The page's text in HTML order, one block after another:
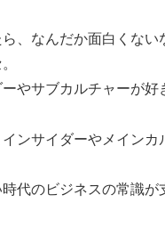
、なんだか面白くな
やサブカルチャーが好
ンサイダーやメインカ
代のビジネスの常識が